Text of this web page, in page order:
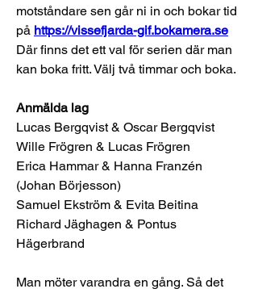
motståndare sen går ni in och bokar tid
på https://vissefjarda-gif.bokamera.se
Där finns det ett val för serien där man
kan boka fritt. Välj två timmar och boka.
Anmälda lag
Lucas Bergqvist & Oscar Bergqvist
Wille Frögren & Lucas Frögren
Erica Hammar & Hanna Franzén
(Johan Börjesson)
Samuel Ekström & Evita Beitina
Richard Jäghagen & Pontus
Hägerbrand
Man möter varandra en gång. Så det